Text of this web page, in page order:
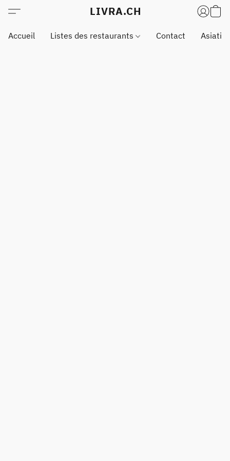
LIVRA.CH
Accueil Listes des restaurants Contact